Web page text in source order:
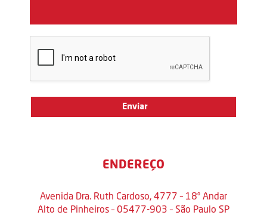
ENDEREÇO
Avenida Dra. Ruth Cardoso, 4777 – 18º Andar
Alto de Pinheiros – 05477-903 – São Paulo SP